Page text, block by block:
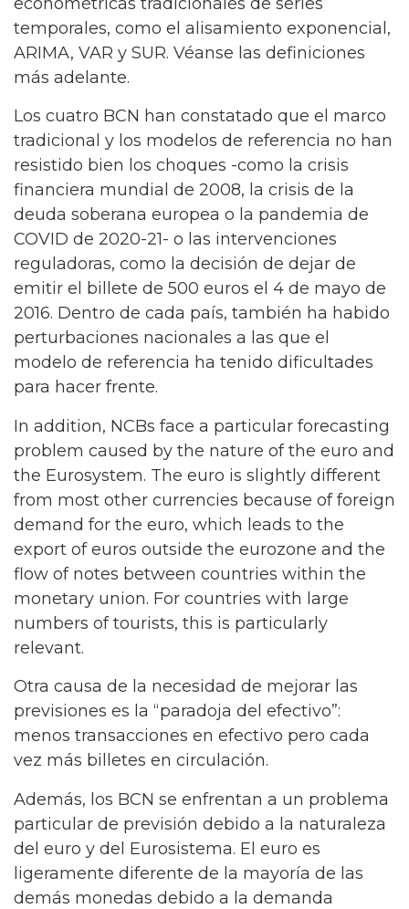
temporales, como el alisamiento exponencial,
ARIMA, VAR y SUR. Véanse las definiciones
más adelante.
Los cuatro BCN han constatado que el marco
tradicional y los modelos de referencia no han
resistido bien los choques -como la crisis
financiera mundial de 2008, la crisis de la
deuda soberana europea o la pandemia de
COVID de 2020-21- o las intervenciones
reguladoras, como la decisión de dejar de
emitir el billete de 500 euros el 4 de mayo de
2016. Dentro de cada país, también ha habido
perturbaciones nacionales a las que el
modelo de referencia ha tenido dificultades
para hacer frente.
In addition, NCBs face a particular forecasting
problem caused by the nature of the euro and
the Eurosystem. The euro is slightly different
from most other currencies because of foreign
demand for the euro, which leads to the
export of euros outside the eurozone and the
flow of notes between countries within the
monetary union. For countries with large
numbers of tourists, this is particularly
relevant.
Otra causa de la necesidad de mejorar las
previsiones es la “paradoja del efectivo”:
menos transacciones en efectivo pero cada
vez más billetes en circulación.
Además, los BCN se enfrentan a un problema
particular de previsión debido a la naturaleza
del euro y del Eurosistema. El euro es
ligeramente diferente de la mayoría de las
demás monedas debido a la demanda